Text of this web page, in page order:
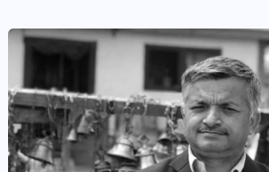
प्रदेश
खबर
पोष्ट